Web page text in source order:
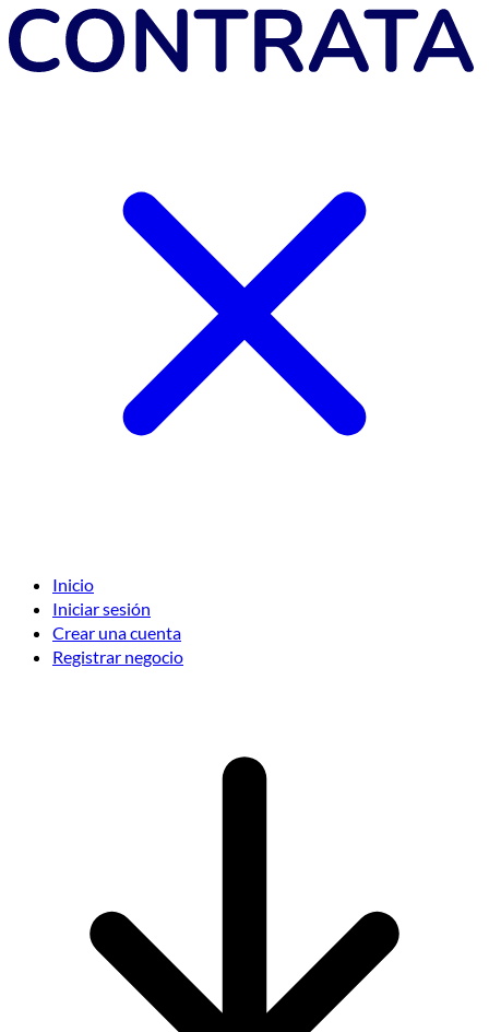
Inicio
Iniciar sesión
Crear una cuenta
Registrar negocio